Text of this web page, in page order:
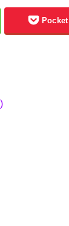
Pocket